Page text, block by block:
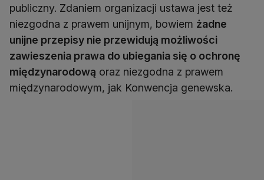
publiczny. Zdaniem organizacji ustawa jest też
niezgodna z prawem unijnym, bowiem żadne
unijne przepisy nie przewidują możliwości
zawieszenia prawa do ubiegania się o ochronę
międzynarodową oraz niezgodna z prawem
międzynarodowym, jak Konwencja genewska.